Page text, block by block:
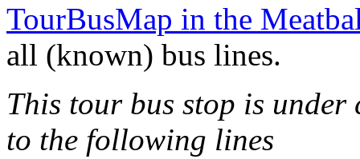
TourBusMap in the
all (known) bus lines.
This tour bus stop is
to the following lines